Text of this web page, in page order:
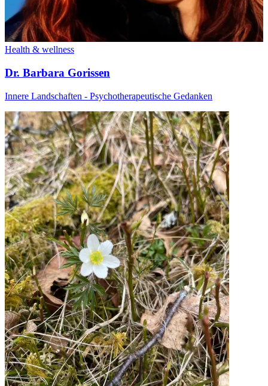
Health & wellness
Dr. Barbara Gorissen
Innere Landschaften - Psychotherapeutische Gedanken